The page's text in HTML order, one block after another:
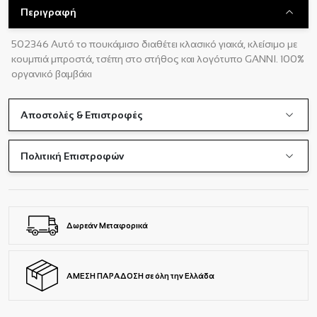
Περιγραφή
502346 Αυτό το πουκάμισο διαθέτει κλασικό γιακά, κλείσιμο με
κουμπιά μπροστά, τσέπη στο στήθος και λογότυπο GANNI. 100%
οργανικό βαμβάκι
Αποστολές & Επιστροφές
Πολιτική Επιστροφών
Δωρεάν Μεταφορικά
ΑΜΕΣΗ ΠΑΡΑΔΟΣΗ σε όλη την Ελλάδα